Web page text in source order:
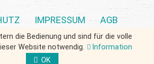
IMPRESSUM AGB
die Bedienung und sind für die volle
Website notwendig.
Information
OK